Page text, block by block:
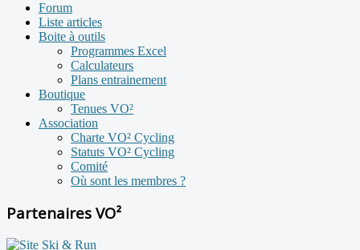
Forum
Liste articles
Boite à outils
Programmes Excel
Calculateurs
Plans entrainement
Boutique
Tenues VO²
Association
Charte VO² Cycling
Statuts VO² Cycling
Comité
Où sont les membres ?
Partenaires VO²